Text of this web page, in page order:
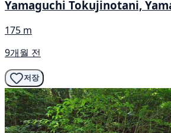
Yamaguchi Tokujinotani,
175 m
9개월 전
저장